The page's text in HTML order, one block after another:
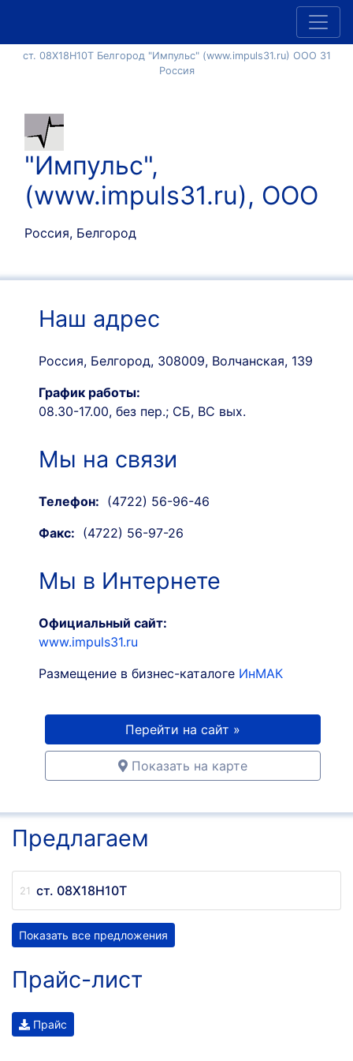
ст. 08Х18Н10Т Белгород "Импульс" (www.impuls31.ru) ООО 31
Россия
"Импульс",
(www.impuls31.ru), ООО
Россия, Белгород
Наш адрес
Россия, Белгород, 308009, Волчанская, 139
График работы:
08.30-17.00, без пер.; СБ, ВС вых.
Мы на связи
Телефон: (4722) 56-96-46
Факс: (4722) 56-97-26
Мы в Интернете
Официальный сайт:
www.impuls31.ru
Размещение в бизнес-каталоге ИнМАК
Перейти на сайт »
Показать на карте
Предлагаем
ст. 08Х18Н10Т
Показать все предложения
Прайс-лист
Прайс